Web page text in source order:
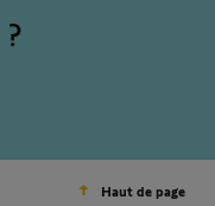
Haut de page